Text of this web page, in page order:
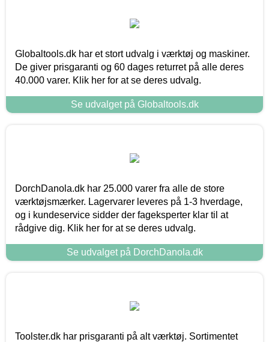
Globaltools.dk har et stort udvalg i værktøj og maskiner.
De giver prisgaranti og 60 dages returret på alle deres
40.000 varer. Klik her for at se deres udvalg.
Se udvalget på Globaltools.dk
DorchDanola.dk har 25.000 varer fra alle de store
værktøjsmærker. Lagervarer leveres på 1-3 hverdage,
og i kundeservice sidder der fageksperter klar til at
rådgive dig. Klik her for at se deres udvalg.
Se udvalget på DorchDanola.dk
Toolster.dk har prisgaranti på alt værktøj. Sortimentet